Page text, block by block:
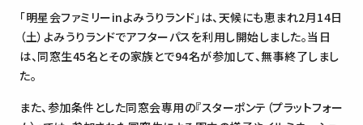
「明星会ファミリーinよみうりランド」は、天候にも恵まれ2月14日
（土）よみうりランドでアフターパスを利用し開始しました。当日
は、同窓生45名とその家族とで94名が参加して、無事終了しまし
た。
また、参加条件とした同窓会専用の『スターポンテ（プラットフォー